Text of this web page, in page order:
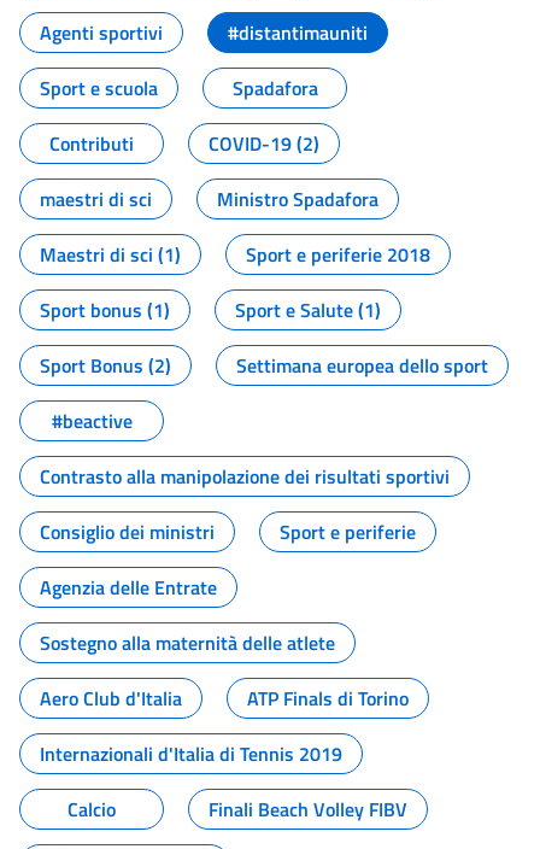
Agenti sportivi
#distantimauniti
Sport e scuola
Spadafora
Contributi
COVID-19 (2)
maestri di sci
Ministro Spadafora
Maestri di sci (1)
Sport e periferie 2018
Sport bonus (1)
Sport e Salute (1)
Sport Bonus (2)
Settimana europea dello sport
#beactive
Contrasto alla manipolazione dei risultati sportivi
Consiglio dei ministri
Sport e periferie
Agenzia delle Entrate
Sostegno alla maternità delle atlete
Aero Club d'Italia
ATP Finals di Torino
Internazionali d'Italia di Tennis 2019
Calcio
Finali Beach Volley FIBV